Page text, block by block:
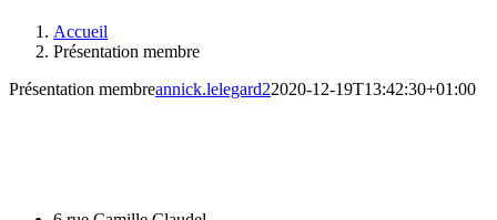
Accueil
Présentation membre
Présentation membreannick.lelegard22020-12-19T13:42:30+01:00